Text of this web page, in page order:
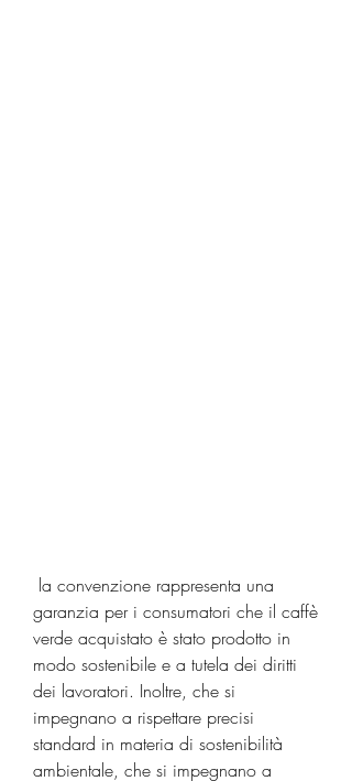
garanzia per i consumatori che il caffè
verde acquistato è stato prodotto in
modo sostenibile e a tutela dei diritti
dei lavoratori. Inoltre, che si
impegnano a rispettare precisi
standard in materia di sostenibilità
ambientale, che si impegnano a